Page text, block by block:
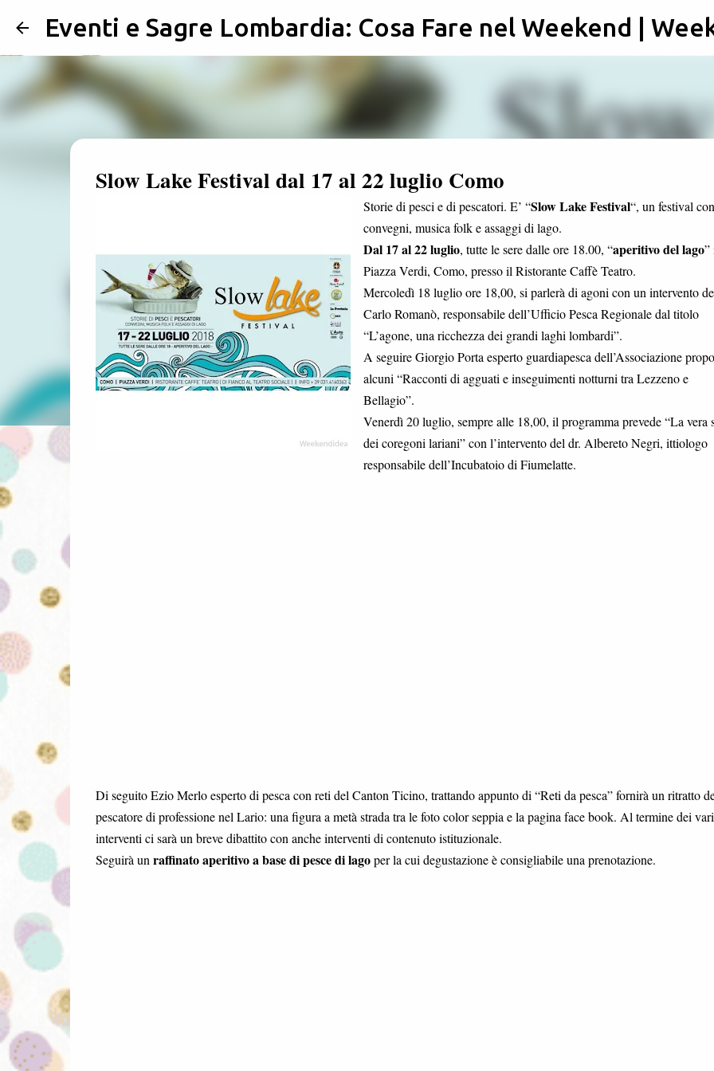
Passa ai contenuti principali
Eventi e Sagre Lombardia: Cosa Fare nel Weekend |
Slow Lake Festival dal 17 al 22 luglio Como
Storie di pesci e di pescatori. E’ “Slow Lake Festival“, un festival con
convegni, musica folk e assaggi di lago.
Dal 17 al 22 luglio, tutte le sere dalle ore 18.00, “aperitivo del lago”
Piazza Verdi, Como, presso il Ristorante Caffè Teatro.
Mercoledì 18 luglio ore 18,00, si parlerà di agoni con un intervento
Carlo Romanò, responsabile dell’Ufficio Pesca Regionale dal titolo
“L’agone, una ricchezza dei grandi laghi lombardi”.
A seguire Giorgio Porta esperto guardiapesca dell’Associazione
alcuni “Racconti di agguati e inseguimenti notturni tra Lezzeno e
Bellagio”.
Venerdì 20 luglio, sempre alle 18,00, il programma prevede “La vera
dei coregoni lariani” con l’intervento del dr. Albereto Negri, ittiologo
responsabile dell’Incubatoio di Fiumelatte.
Di seguito Ezio Merlo esperto di pesca con reti del Canton Ticino, trattando appunto di “Reti da pesca” fornirà un ritratto
pescatore di professione nel Lario: una figura a metà strada tra le foto color seppia e la pagina face book. Al termine dei vari
interventi ci sarà un breve dibattito con anche interventi di contenuto istituzionale.
Seguirà un raffinato aperitivo a base di pesce di lagoper la cui degustazione è consigliabile una prenotazione.